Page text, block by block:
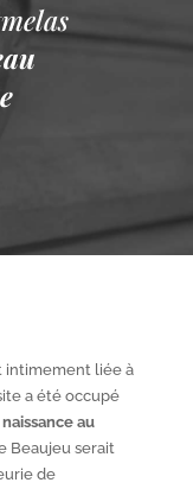
intimement liée à
a été occupé
naissance au
Beaujeu serait
de